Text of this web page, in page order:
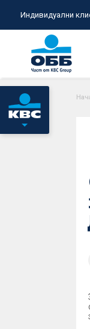
Индивидуални